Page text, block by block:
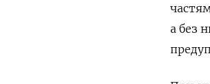
а без